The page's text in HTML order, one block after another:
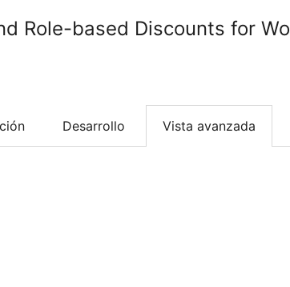
Role-based Discounts for
Desarrollo Vista avanzada